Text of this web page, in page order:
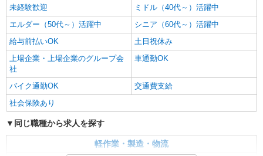
未経験歓迎
ミドル（40代～）活躍中
エルダー（50代～）活躍中
シニア（60代～）活躍中
給与前払いOK
土日祝休み
上場企業・上場企業のグループ会
社
車通勤OK
バイク通勤OK
交通費支給
社会保険あり
同じ職種から求人を探す
軽作業・製造・物流